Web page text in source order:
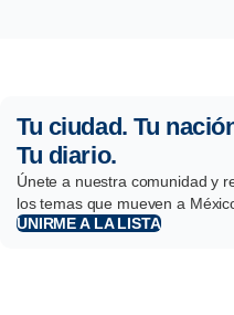
Tu ciudad. Tu
Tu diario.
Únete a nuestra comunidad y
los temas que mueven a
UNIRME A LA LISTA